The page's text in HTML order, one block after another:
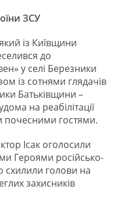
ЗСУ
із Київщини
до
у селі Березники
із сотнями глядачів
Батьківщини –
на реабілітації
почесними гостями.
Ісак оголосили
Героями російсько-
схилили голови на
захисників